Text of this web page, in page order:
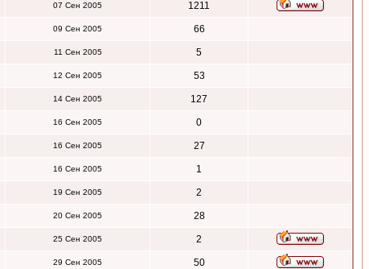
07 Сен 2005 1211
09 Сен 2005 66
11 Сен 2005 5
12 Сен 2005 53
14 Сен 2005 127
16 Сен 2005 0
16 Сен 2005 27
16 Сен 2005 1
19 Сен 2005 2
20 Сен 2005 28
25 Сен 2005 2
29 Сен 2005 50